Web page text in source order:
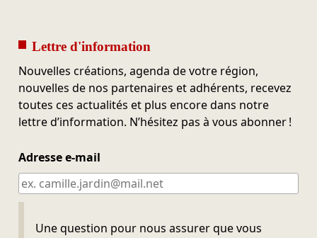
Lettre d'information
Nouvelles créations, agenda de votre région,
nouvelles de nos partenaires et adhérents, recevez
toutes ces actualités et plus encore dans notre
lettre d’information. N’hésitez pas à vous abonner !
Adresse e-mail
Une question pour nous assurer que vous
Ne pas remplir